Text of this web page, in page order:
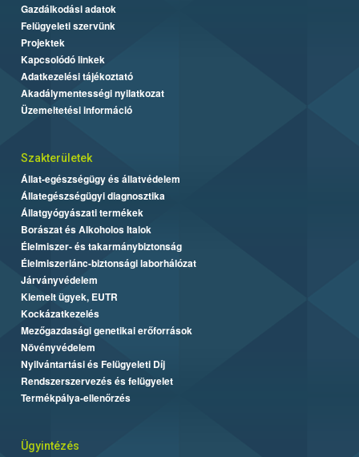
Gazdálkodási adatok
Felügyeleti szervünk
Projektek
Kapcsolódó linkek
Adatkezelési tájékoztató
Akadálymentességi nyilatkozat
Üzemeltetési információ
Szakterületek
Állat-egészségügy és állatvédelem
Állategészségügyi diagnosztika
Állatgyógyászati termékek
Borászat és Alkoholos Italok
Élelmiszer- és takarmánybiztonság
Élelmiszerlánc-biztonsági laborhálózat
Járványvédelem
Kiemelt ügyek, EUTR
Kockázatkezelés
Mezőgazdasági genetikai erőforrások
Növényvédelem
Nyilvántartási és Felügyeleti Díj
Rendszerszervezés és felügyelet
Termékpálya-ellenőrzés
Ügyintézés